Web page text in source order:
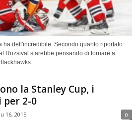
ha dell'incredibile. Secondo quanto riportato
Rozsival starebbe pensando di tornare a
la Stanley Cup, i
2-0
16, 2015 0